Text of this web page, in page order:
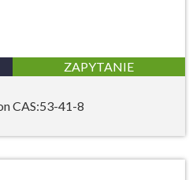
ZAPYTANIE
CAS:53-41-8